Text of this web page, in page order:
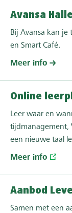
Avansa
Bij Avansa kan je
en Smart Café.
Meer info
Online
Leer waar en
tijdmanagement,
een nieuwe taal
Meer info
Aanbod
Samen met een